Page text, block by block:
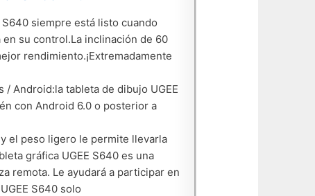
S640 siempre está listo cuando
su control.La inclinación de 60
rendimiento.¡Extremadamente
/ Android:la tableta de dibujo UGEE
con Android 6.0 o posterior a
el peso ligero le permite llevarla
gráfica UGEE S640 es una
remota. Le ayudará a participar en
S640 solo